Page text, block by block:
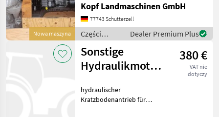
Nowa maszyna
Mercedes Motor OM 473.
917 - C0666809 mit
Nebenantrieb 39.000 EUR
zzgl. Mw
Kopf Landmaschinen GmbH
77743 Schutterzell
Części
zamienne do
maszyn
rolniczych /
Mercedes
Dealer Premium Plus
Sonstige
Hydraulikmotor
380 €
VAT nie
dotyczy
hydraulischer
Kratzbodenantrieb für